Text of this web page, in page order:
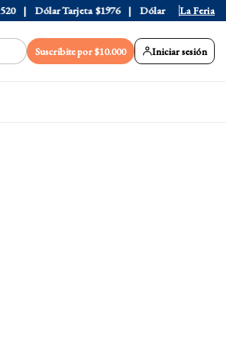
Dólar Tarjeta $1976 Dólar Blue $1530
La Feria
Suscribite por $10.000 Iniciar sesión